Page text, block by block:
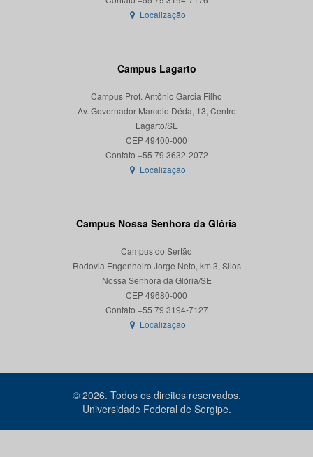
Localização
Campus Lagarto
Campus Prof. Antônio Garcia Filho
Av. Governador Marcelo Déda, 13, Centro
Lagarto/SE
CEP 49400-000
Localização
Campus Nossa Senhora da Glória
Campus do Sertão
Rodovia Engenheiro Jorge Neto, km 3, Silos
Nossa Senhora da Glória/SE
CEP 49680-000
Contato +55 79 3194-7127
Localização
© 2026. Todos os direitos reservados.
Universidade Federal de Sergipe.